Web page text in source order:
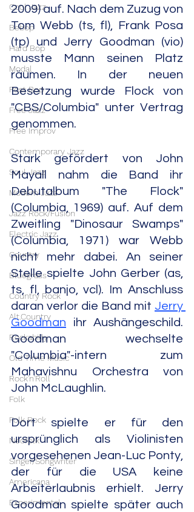
Cool Jazz
Bebop
Hard Bop
Modal
Post Bop
Free Jazz
Free Improv
Contemporary Jazz
Soul Jazz
Modern Jazz
Jazz Rock/Fusion
Electric Jazz
Country
Bluegrass
Country Rock
Alt.Country
Rockabilly
Old Time Music
Rock'n'Roll
Folk
Folk Rock
Neofolk
Singer/Songwriter
Americana
Experimental
2009) auf. Nach dem Zuzug von
Tom Webb (ts, fl), Frank Posa
(tp) und Jerry Goodman (vio)
musste Mann seinen Platz
räumen. In der neuen
Besetzung wurde Flock von
"CBS/Columbia" unter Vertrag
genommen.
Stark gefördert von John
Mayall nahm die Band ihr
Debutalbum "The Flock"
(Columbia, 1969) auf. Auf dem
Zweitling "Dinosaur Swamps"
(Columbia, 1971) war Webb
nicht mehr dabei. An seiner
Stelle spielte John Gerber (as,
ts, fl, banjo, vcl). Im Anschluss
daran verlor die Band mit Jerry
Goodman ihr Aushängeschild.
Goodman wechselte
"Columbia"-intern zum
Mahavishnu Orchestra von
John McLaughlin.
Dort spielte er für den
ursprünglich als Violinisten
vorgesehenen Jean-Luc Ponty,
der für die USA keine
Arbeiterlaubnis erhielt. Jerry
Goodman spielte später auch